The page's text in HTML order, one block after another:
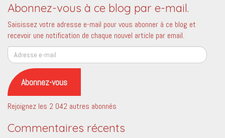
Abonnez-vous à ce blog par e-mail.
Saisissez votre adresse e-mail pour vous abonner à ce blog et
recevoir une notification de chaque nouvel article par email.
Adresse
e-
mail
Abonnez-vous
Rejoignez les 2 042 autres abonnés
Commentaires récents